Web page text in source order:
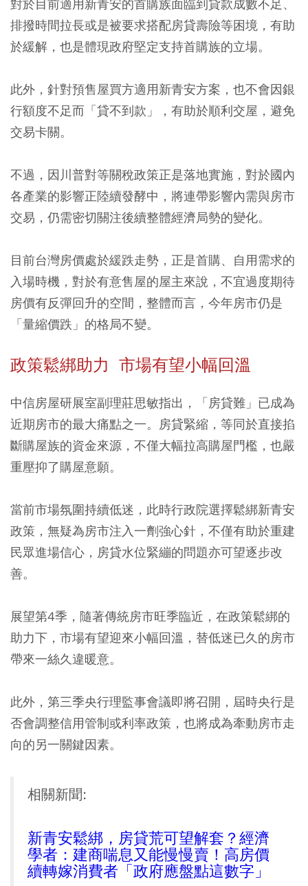
對於目前適用新青安的首購族面臨到貸款成數不足、
排撥時間拉長或是被要求搭配房貸壽險等困境，有助
於緩解，也是體現政府堅定支持首購族的立場。
此外，針對預售屋買方適用新青安方案，也不會因銀
行額度不足而「貸不到款」，有助於順利交屋，避免
交易卡關。
不過，因川普對等關稅政策正是落地實施，對於國內
各產業的影響正陸續發酵中，將連帶影響內需與房市
交易，仍需密切關注後續整體經濟局勢的變化。
目前台灣房價處於緩跌走勢，正是首購、自用需求的
入場時機，對於有意售屋的屋主來說，不宜過度期待
房價有反彈回升的空間， 整體而言，今年房市仍是
「量縮價跌」的格局不變。
政策鬆綁助力 市場有望小幅回溫
中信房屋研展室副理莊思敏指出，「房貸難」已成為
近期房市的最大痛點之一。房貸緊縮，等同於直接掐
斷購屋族的資金來源，不僅大幅拉高購屋門檻，也嚴
重壓抑了購屋意願。
當前市場氛圍持續低迷，此時行政院選擇鬆綁新青安
政策，無疑為房市注入一劑強心針，不僅有助於重建
民眾進場信心，房貸水位緊繃的問題亦可望逐步改
善。
展望第4季，隨著傳統房市旺季臨近，在政策鬆綁的
助力下，市場有望迎來小幅回溫，替低迷已久的房市
帶來一絲久違暖意。
此外，第三季央行理監事會議即將召開，屆時央行是
否會調整信用管制或利率政策，也將成為牽動房市走
向的另一關鍵因素。
相關新聞:
新青安鬆綁，房貸荒可望解套？經濟
學者：建商喘息又能慢慢賣！高房價
續轉嫁消費者「政府應盤點這數字」